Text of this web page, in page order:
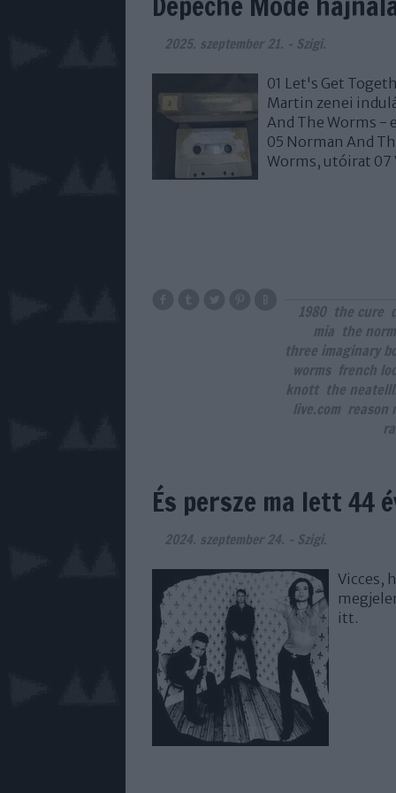
2025. szeptember 21. - Szigi.
01 Let's Get
Martin zenei
And The Worms -
05 Norman And
Worms, utóirat 07
1980 the cure
mia the
three imaginary
worms french
knott the
live.com reason
És persze ma lett 44
2024. szeptember 24. - Szigi.
Vicces,
itt.